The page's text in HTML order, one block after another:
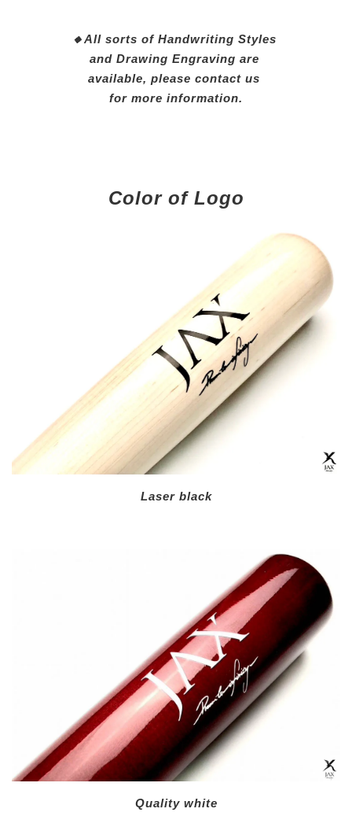
🔸All sorts of Handwriting Styles
and Drawing Engraving are
available, please contact us
for more information.
Color of Logo
Laser black
Quality white